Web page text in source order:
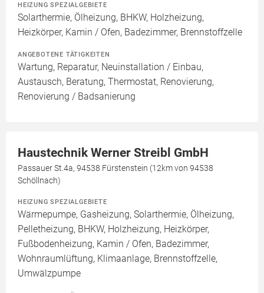
HEIZUNG SPEZIALGEBIETE
Solarthermie, Ölheizung, BHKW, Holzheizung,
Heizkörper, Kamin / Ofen, Badezimmer, Brennstoffzelle
ANGEBOTENE TÄTIGKEITEN
Wartung, Reparatur, Neuinstallation / Einbau,
Austausch, Beratung, Thermostat, Renovierung,
Renovierung / Badsanierung
Haustechnik Werner Streibl GmbH
Passauer St.4a, 94538 Fürstenstein (12km von 94538
Schöllnach)
HEIZUNG SPEZIALGEBIETE
Wärmepumpe, Gasheizung, Solarthermie, Ölheizung,
Pelletheizung, BHKW, Holzheizung, Heizkörper,
Fußbodenheizung, Kamin / Ofen, Badezimmer,
Wohnraumlüftung, Klimaanlage, Brennstoffzelle,
Umwälzpumpe